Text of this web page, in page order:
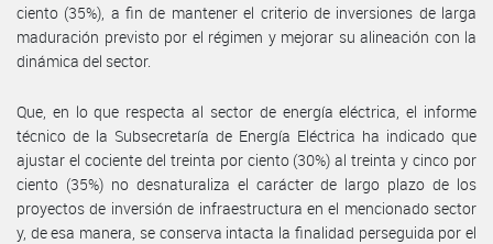
ciento (35%), a fin de mantener el criterio de inversiones de larga
maduración previsto por el régimen y mejorar su alineación con la
dinámica del sector.
Que, en lo que respecta al sector de energía eléctrica, el informe
técnico de la Subsecretaría de Energía Eléctrica ha indicado que
ajustar el cociente del treinta por ciento (30%) al treinta y cinco por
ciento (35%) no desnaturaliza el carácter de largo plazo de los
proyectos de inversión de infraestructura en el mencionado sector
y, de esa manera, se conserva intacta la finalidad perseguida por el